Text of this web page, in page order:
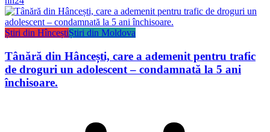
Știri din HînceștiȘtiri din Moldova
Tânără din Hâncești, care a ademenit pentru trafic
de droguri un adolescent – condamnată la 5 ani
închisoare.